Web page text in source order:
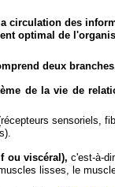
circulation des
optimal de
deux
de la vie de
sensoriels,
ou viscéral), c'est-à-
lisses, le